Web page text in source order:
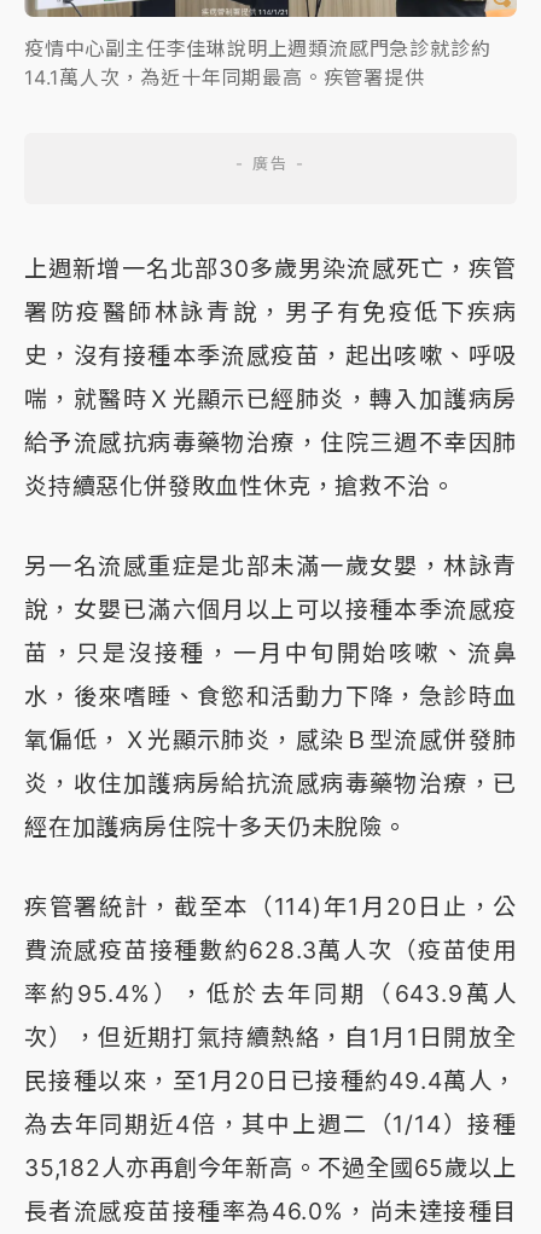
疫情中心副主任李佳琳說明上週類流感門急診就診約
14.1萬人次，為近十年同期最高。疾管署提供
上週新增一名北部30多歲男染流感死亡，疾管
署防疫醫師林詠青說，男子有免疫低下疾病
史，沒有接種本季流感疫苗，起出咳嗽、呼吸
喘，就醫時Ｘ光顯示已經肺炎，轉入加護病房
給予流感抗病毒藥物治療，住院三週不幸因肺
炎持續惡化併發敗血性休克，搶救不治。
另一名流感重症是北部未滿一歲女嬰，林詠青
說，女嬰已滿六個月以上可以接種本季流感疫
苗，只是沒接種，一月中旬開始咳嗽、流鼻
水，後來嗜睡、食慾和活動力下降，急診時血
氧偏低，Ｘ光顯示肺炎，感染Ｂ型流感併發肺
炎，收住加護病房給抗流感病毒藥物治療，已
經在加護病房住院十多天仍未脫險。
疾管署統計，截至本（114)年1月20日止，公
費流感疫苗接種數約628.3萬人次（疫苗使用
率約95.4%），低於去年同期（643.9萬人
次），但近期打氣持續熱絡，自1月1日開放全
民接種以來，至1月20日已接種約49.4萬人，
為去年同期近4倍，其中上週二（1/14）接種
35,182人亦再創今年新高。不過全國65歲以上
長者流感疫苗接種率為46.0%，尚未達接種目